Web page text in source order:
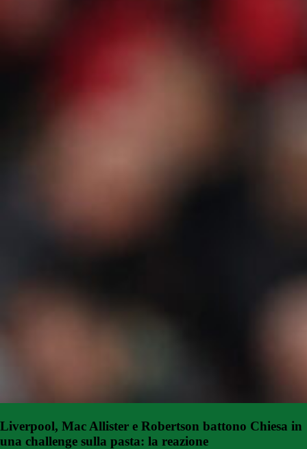
Liverpool, Mac Allister e Robertson battono Chiesa in
una challenge sulla pasta: la reazione